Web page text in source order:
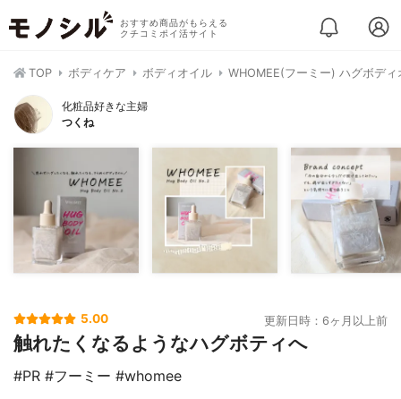
おすすめ商品がもらえる
クチコミポイ活サイト
TOP ボディケア ボディオイル WHOMEE(フーミー) ハグボディ
化粧品好きな主婦
つくね
5.00 更新日時：6ヶ月以上前
触れたくなるようなハグボティへ
#PR #フーミー #whomee